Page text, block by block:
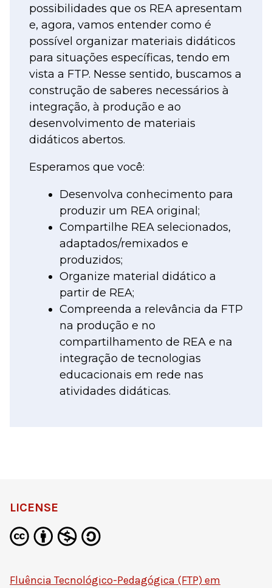
possibilidades que os REA apresentam
e, agora, vamos entender como é
possível organizar materiais didáticos
para situações específicas, tendo em
vista a FTP. Nesse sentido, buscamos a
construção de saberes necessários à
integração, à produção e ao
desenvolvimento de materiais
didáticos abertos.
Esperamos que você:
Desenvolva conhecimento para
produzir um REA original;
Compartilhe REA selecionados,
adaptados/remixados e
produzidos;
Organize material didático a
partir de REA;
Compreenda a relevância da FTP
na produção e no
compartilhamento de REA e na
integração de tecnologias
educacionais em rede nas
atividades didáticas.
LICENSE
Fluência Tecnológico-Pedagógica (FTP) em